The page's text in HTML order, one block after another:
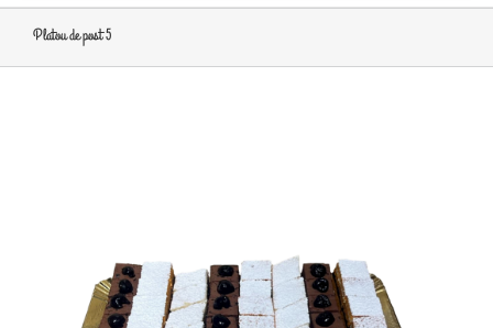
Platou de post 5